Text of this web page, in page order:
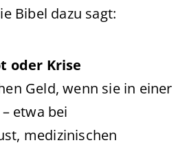
Bibel dazu sagt:
oder Krise
Geld, wenn sie in einer
etwa bei
medizinischen